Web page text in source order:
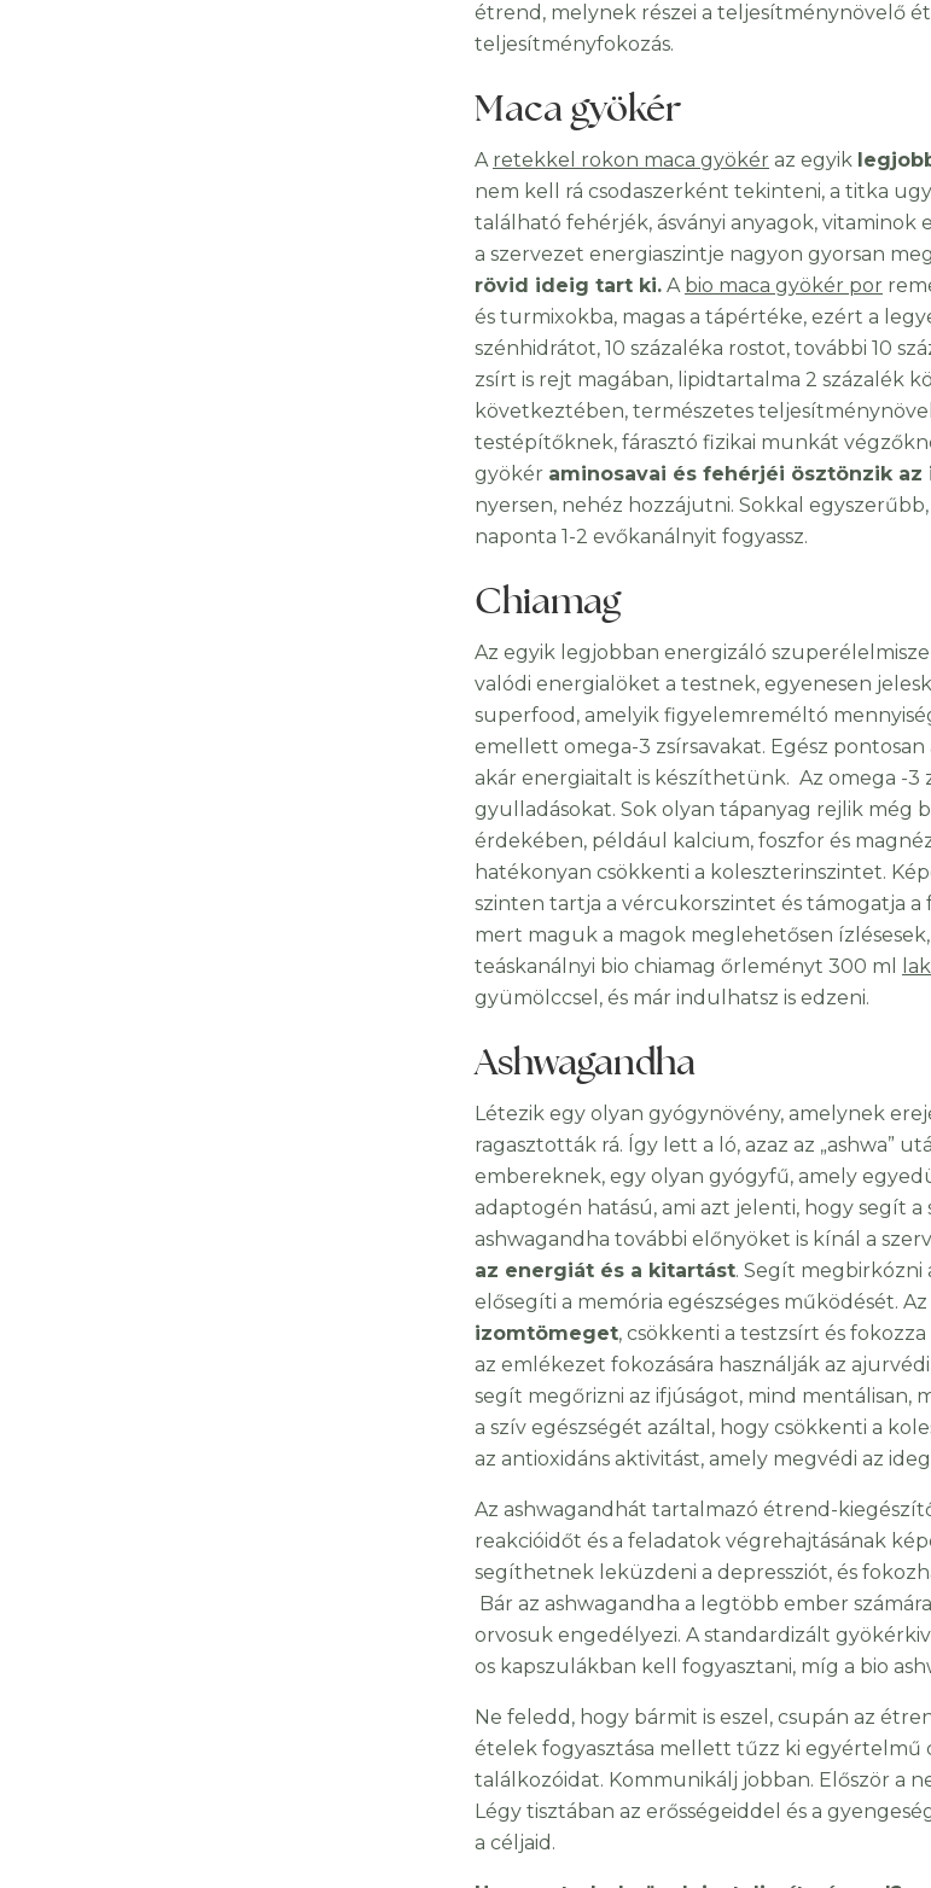
étrend, melynek részei a teljesítménynövelő
teljesítményfokozás.
Maca gyökér
A retekkel rokon maca gyökér az egyik
nem kell rá csodaszerként tekinteni, a titka
található fehérjék, ásványi anyagok,
a szervezet energiaszintje nagyon gyorsan
rövid ideig tart ki. A bio maca gyökér por
és turmixokba, magas a tápértéke, ezért a
szénhidrátot, 10 százaléka rostot, további 10
zsírt is rejt magában, lipidtartalma 2 százalék
következtében, természetes
testépítőknek, fárasztó fizikai munkát
gyökér aminosavai és fehérjéi ösztönzik
nyersen, nehéz hozzájutni. Sokkal
naponta 1-2 evőkanálnyit fogyassz.
Chiamag
Az egyik legjobban energizáló
valódi energialöket a testnek, egyenesen
superfood, amelyik figyelemreméltó
emellett omega-3 zsírsavakat. Egész
akár energiaitalt is készíthetünk. Az omega -3
gyulladásokat. Sok olyan tápanyag rejlik még
érdekében, például kalcium, foszfor és
hatékonyan csökkenti a koleszterinszintet.
szinten tartja a vércukorszintet és támogatja
mert maguk a magok meglehetősen
teáskanálnyi bio chiamag őrleményt 300 ml
gyümölccsel, és már indulhatsz is edzeni.
Ashwagandha
Létezik egy olyan gyógynövény, amelynek
ragasztották rá. Így lett a ló, azaz az „ashwa”
embereknek, egy olyan gyógyfű, amely
adaptogén hatású, ami azt jelenti, hogy segít
ashwagandha további előnyöket is kínál a
az energiát és a kitartást. Segít megbirkózni
elősegíti a memória egészséges működését.
izomtömeget, csökkenti a testzsírt és
az emlékezet fokozására használják az
segít megőrizni az ifjúságot, mind mentálisan,
a szív egészségét azáltal, hogy csökkenti a
az antioxidáns aktivitást, amely megvédi az
Az ashwagandhát tartalmazó étrend-
reakcióidőt és a feladatok végrehajtásának
segíthetnek leküzdeni a depressziót, és
Bár az ashwagandha a legtöbb ember
orvosuk engedélyezi. A standardizált
os kapszulákban kell fogyasztani, míg a bio
Ne feledd, hogy bármit is eszel, csupán az
ételek fogyasztása mellett tűzz ki egyértelmű
találkozóidat. Kommunikálj jobban. Először a
Légy tisztában az erősségeiddel és a
a céljaid.